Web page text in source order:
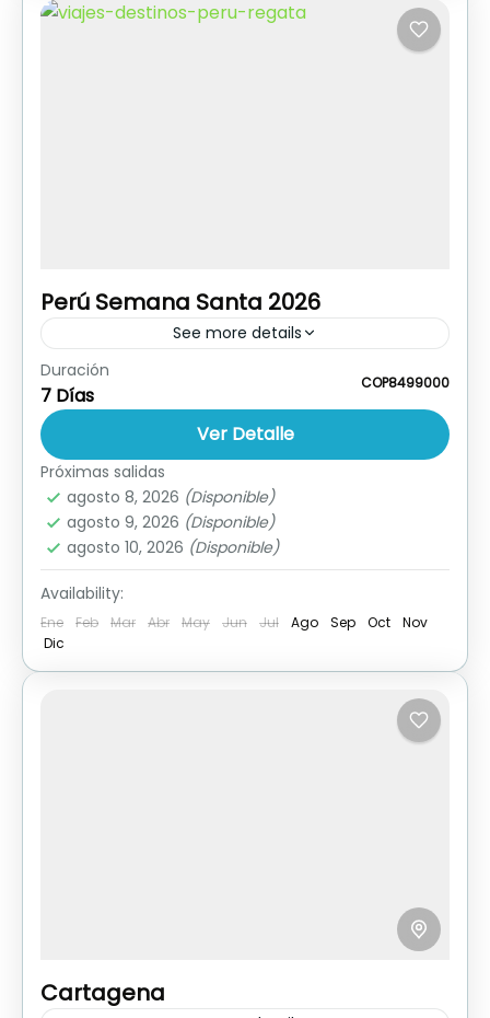
Perú Semana Santa 2026
See more details
Ver Publicidad Descargar Itinerario Reservar
Hoy
Duración
7 Días COP8499000
Ver Detalle
Próximas salidas
agosto 8, 2026 (Disponible)
agosto 9, 2026 (Disponible)
agosto 10, 2026 (Disponible)
Availability:
Ene Feb Mar Abr May Jun Jul Ago Sep Oct
Nov
Dic
Cartagena